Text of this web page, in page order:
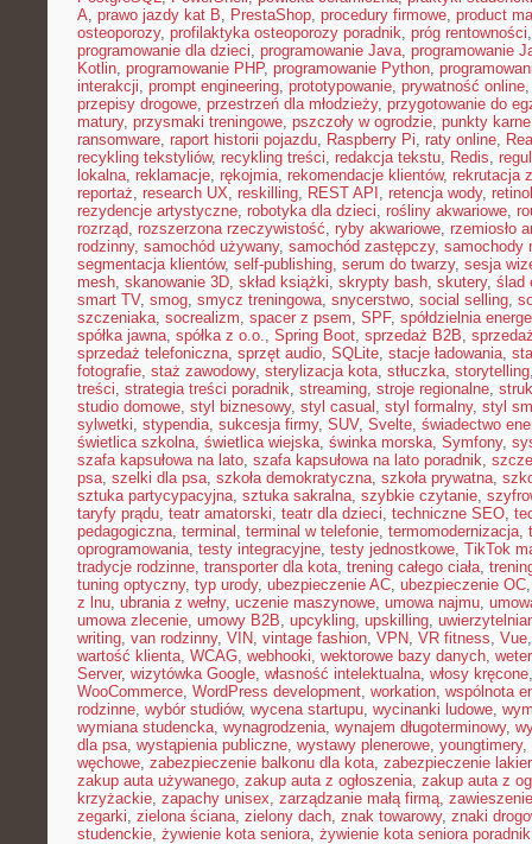
A, prawo jazdy kat B, PrestaShop, procedury firmowe, product
osteoporozy, profilaktyka osteoporozy poradnik, próg rentowności
programowanie dla dzieci, programowanie Java, programowanie
Kotlin, programowanie PHP, programowanie Python,
interakcji, prompt engineering, prototypowanie, prywatność online
przepisy drogowe, przestrzeń dla młodzieży, przygotowanie do
matury, przysmaki treningowe, pszczoły w ogrodzie, punkty karne
ransomware, raport historii pojazdu, Raspberry Pi, raty online,
recykling tekstyliów, recykling treści, redakcja tekstu, Redis,
lokalna, reklamacje, rękojmia, rekomendacje klientów, rekrutacja
reportaż, research UX, reskilling, REST API , retencja wody, retinol
rezydencje artystyczne, robotyka dla dzieci, rośliny akwariowe,
rozrząd, rozszerzona rzeczywistość, ryby akwariowe, rzemiosło
rodzinny, samochód używany, samochód zastępczy, samochody
segmentacja klientów, self-publishing, serum do twarzy, sesja
mesh, skanowanie 3D, skład książki, skrypty bash, skutery, ślad
smart TV, smog, smycz treningowa, snycerstwo, social selling,
szczeniaka, socrealizm, spacer z psem, SPF, spółdzielnia
spółka jawna, spółka z o.o., Spring Boot, sprzedaż B2B,
sprzedaż telefoniczna, sprzęt audio, SQLite, stacje ładowania,
fotografie, staż zawodowy, sterylizacja kota, stłuczka, storytelling
treści, strategia treści poradnik, streaming, stroje regionalne,
studio domowe, styl biznesowy, styl casual , styl formalny, styl
sylwetki, stypendia, sukcesja firmy, SUV, Svelte, świadectwo
świetlica szkolna, świetlica wiejska, świnka morska, Symfony,
szafa kapsułowa na lato, szafa kapsułowa na lato poradnik,
psa, szelki dla psa, szkoła demokratyczna, szkoła prywatna,
sztuka partycypacyjna, sztuka sakralna, szybkie czytanie,
taryfy prądu, teatr amatorski, teatr dla dzieci, techniczne SEO,
pedagogiczna, terminal , terminal w telefonie, termomodernizacja,
oprogramowania, testy integracyjne, testy jednostkowe, TikTok
tradycje rodzinne, transporter dla kota, trening całego ciała,
tuning optyczny, typ urody, ubezpieczenie AC, ubezpieczenie OC
z lnu, ubrania z wełny, uczenie maszynowe, umowa najmu,
umowa zlecenie, umowy B2B, upcykling, upskilling,
writing, van rodzinny, VIN, vintage fashion, VPN, VR fitness, Vue
wartość klienta, WCAG, webhooki, wektorowe bazy danych,
Server, wizytówka Google, własność intelektualna, włosy kręcone
WooCommerce, WordPress development, workation, wspólnota
rodzinne, wybór studiów, wycena startupu, wycinanki ludowe,
wymiana studencka, wynagrodzenia, wynajem długoterminowy,
dla psa, wystąpienia publiczne, wystawy plenerowe, youngtimery,
węchowe, zabezpieczenie balkonu dla kota, zabezpieczenie
zakup auta używanego, zakup auta z ogłoszenia, zakup auta z
krzyżackie, zapachy unisex, zarządzanie małą firmą, zawieszenie
zegarki, zielona ściana, zielony dach, znak towarowy, znaki
studenckie, żywienie kota seniora, żywienie kota seniora poradnik